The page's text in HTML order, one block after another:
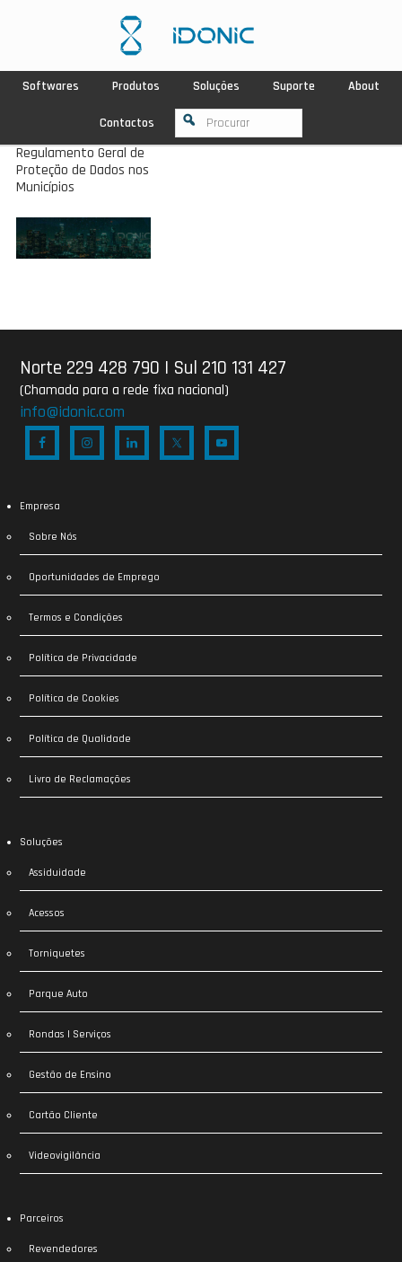
Softwares Produtos Soluções Suporte About
Contactos
Regulamento Geral de
Proteção de Dados nos
Municípios
Norte 229 428 790 | Sul 210 131 427
(Chamada para a rede fixa nacional)
info@idonic.com
Empresa
Sobre Nós
Oportunidades de Emprego
Termos e Condições
Política de Privacidade
Política de Cookies
Política de Qualidade
Livro de Reclamações
Soluções
Assiduidade
Acessos
Torniquetes
Parque Auto
Rondas | Serviços
Gestão de Ensino
Cartão Cliente
Videovigilância
Parceiros
Revendedores